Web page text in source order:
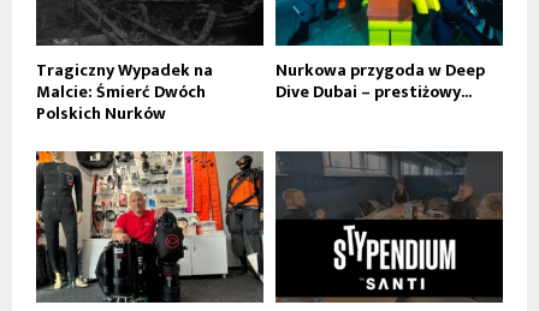
Tragiczny Wypadek na
Malcie: Śmierć Dwóch
Polskich Nurków
Nurkowa przygoda w Deep
Dive Dubai – prestiżowy...